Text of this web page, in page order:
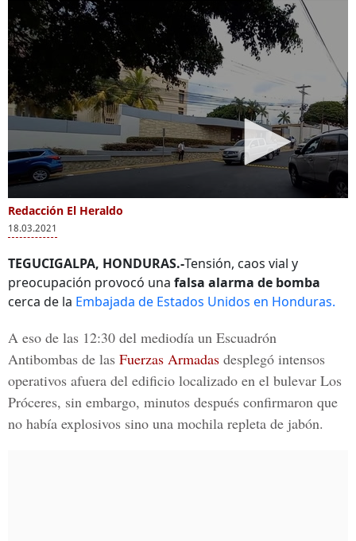
seconds
of
0
seconds
Redacción El Heraldo
18.03.2021
TEGUCIGALPA, HONDURAS.-Tensión, caos vial y
preocupación provocó una falsa alarma de bomba
cerca de la Embajada de Estados Unidos en Honduras.
A eso de las 12:30 del mediodía un Escuadrón
Antibombas de las Fuerzas Armadas desplegó intensos
operativos afuera del edificio localizado en el bulevar Los
Próceres, sin embargo, minutos después confirmaron que
no había explosivos sino una mochila repleta de jabón.